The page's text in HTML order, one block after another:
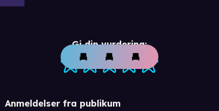
Gi din vurdering:
Anmeldelser fra publikum